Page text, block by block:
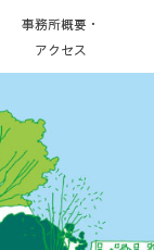
事務所概要・
アクセス